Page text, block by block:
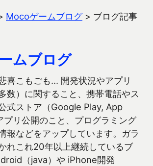
Mocoゲームブログ> ブログ記事
ムブログ
喜こもごも… 開発状況やアプリ
数）に関すること、携帯電話やス
式ストア（Google Play, App
リ公開のこと、プログラミング
報などをアップしています。ガラ
れこれ20年以上継続しているブ
（java）や iPhone開発